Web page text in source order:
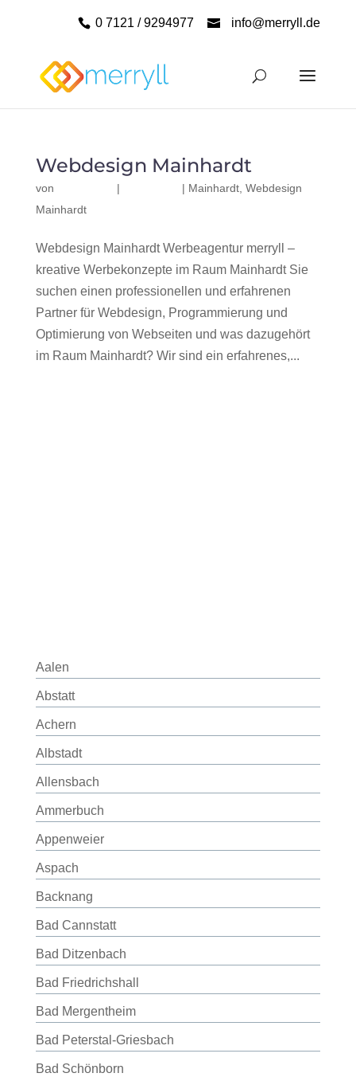
0 7121 / 9294977 info@merryll.de
Webdesign Mainhardt
von | | Mainhardt, Webdesign
Mainhardt
Webdesign Mainhardt Werbeagentur merryll –
kreative Werbekonzepte im Raum Mainhardt Sie
suchen einen professionellen und erfahrenen
Partner für Webdesign, Programmierung und
Optimierung von Webseiten und was dazugehört
im Raum Mainhardt? Wir sind ein erfahrenes,...
Aalen
Abstatt
Achern
Albstadt
Allensbach
Ammerbuch
Appenweier
Aspach
Backnang
Bad Cannstatt
Bad Ditzenbach
Bad Friedrichshall
Bad Mergentheim
Bad Peterstal-Griesbach
Bad Schönborn